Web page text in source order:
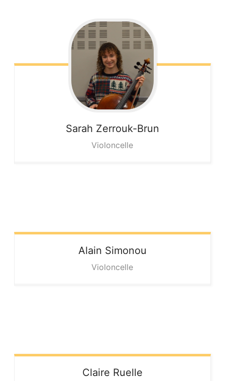
Sarah Zerrouk-Brun
Violoncelle
Alain Simonou
Violoncelle
Claire Ruelle